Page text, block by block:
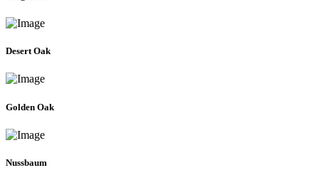
Desert Oak
Golden Oak
Nussbaum